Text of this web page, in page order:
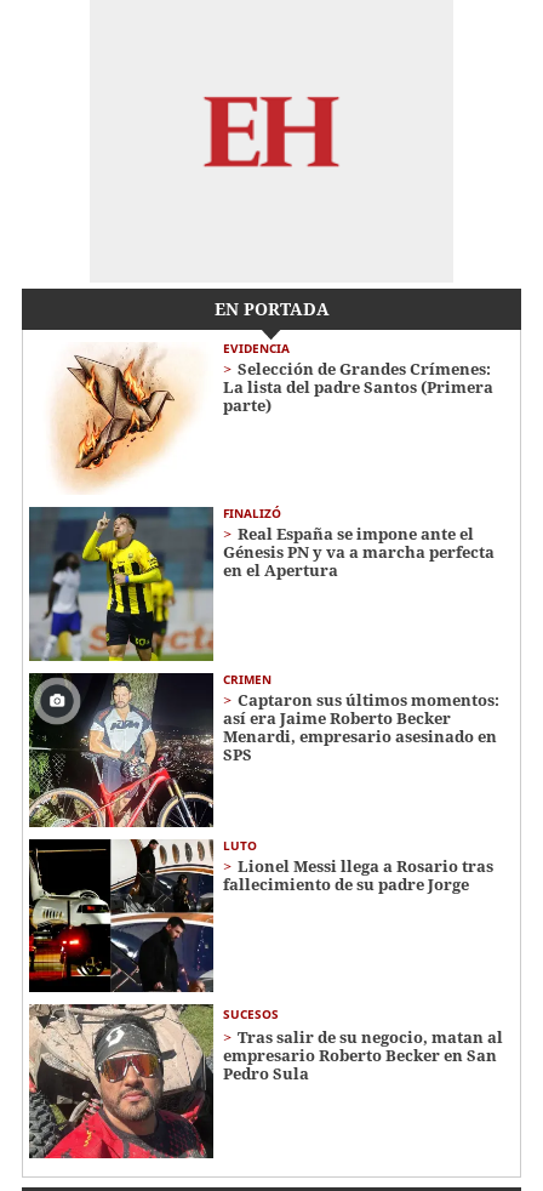
EN PORTADA
EVIDENCIA
Selección de Grandes Crímenes:
La lista del padre Santos (Primera
parte)
FINALIZÓ
Real España se impone ante el
Génesis PN y va a marcha perfecta
en el Apertura
CRIMEN
Captaron sus últimos momentos:
así era Jaime Roberto Becker
Menardi​​​, empresario asesinado en
SPS
LUTO
Lionel Messi llega a Rosario tras
fallecimiento de su padre Jorge
SUCESOS
Tras salir de su negocio, matan al
empresario Roberto Becker en San
Pedro Sula